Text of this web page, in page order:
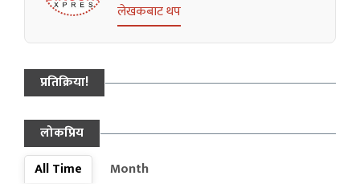
लेखकबाट थप
प्रतिक्रिया!
लोकप्रिय
All Time
Month